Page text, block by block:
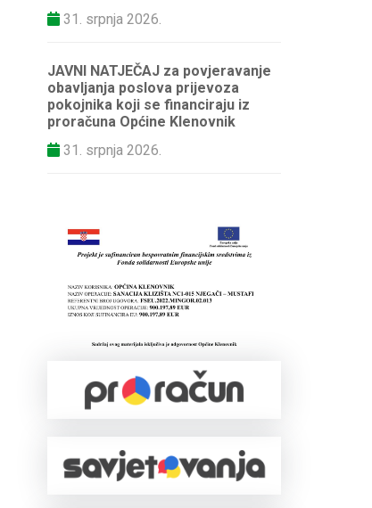
31. srpnja 2026.
JAVNI NATJEČAJ za povjeravanje
obavljanja poslova prijevoza
pokojnika koji se financiraju iz
proračuna Općine Klenovnik
31. srpnja 2026.